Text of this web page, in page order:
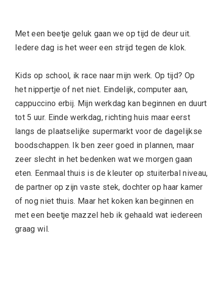
Met een beetje geluk gaan we op tijd de deur uit.
Iedere dag is het weer een strijd tegen de klok.
Kids op school, ik race naar mijn werk. Op tijd? Op
het nippertje of net niet. Eindelijk, computer aan,
cappuccino erbij. Mijn werkdag kan beginnen en duurt
tot 5 uur. Einde werkdag, richting huis maar eerst
langs de plaatselijke supermarkt voor de dagelijkse
boodschappen. Ik ben zeer goed in plannen, maar
zeer slecht in het bedenken wat we morgen gaan
eten. Eenmaal thuis is de kleuter op stuiterbal niveau,
de partner op zijn vaste stek, dochter op haar kamer
of nog niet thuis. Maar het koken kan beginnen en
met een beetje mazzel heb ik gehaald wat iedereen
graag wil.